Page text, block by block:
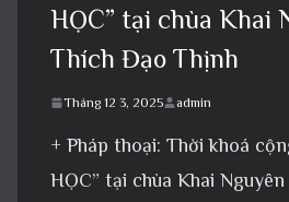
HỌC” tại chùa Khai
Thích Đạo Thịnh
Tháng 12 3, 2025 admin
+ Pháp thoại: Thời khoá
HỌC” tại chùa Khai